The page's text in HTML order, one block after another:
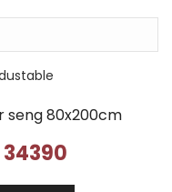
seng 80x200cm
34390